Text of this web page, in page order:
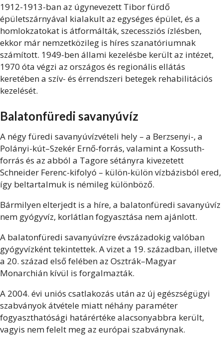
1912-1913-ban az úgynevezett Tibor fürdő
épületszárnyával kialakult az egységes épület, és a
homlokzatokat is átformálták, szecessziós ízlésben,
ekkor már nemzetközileg is híres szanatóriumnak
számított. 1949-ben állami kezelésbe került az intézet,
1970 óta végzi az országos és regionális ellátás
keretében a szív- és érrendszeri betegek rehabilitációs
kezelését.
Balatonfüredi savanyúvíz
A négy füredi savanyúvízvételi hely – a Berzsenyi-, a
Polányi-kút–Szekér Ernő-forrás, valamint a Kossuth-
forrás és az abból a Tagore sétányra kivezetett
Schneider Ferenc-kifolyó – külön-külön vízbázisból ered,
így beltartalmuk is némileg különböző.
Bármilyen elterjedt is a híre, a balatonfüredi savanyúvíz
nem gyógyvíz, korlátlan fogyasztása nem ajánlott.
A balatonfüredi savanyúvízre évszázadokig valóban
gyógyvízként tekintettek. A vizet a 19. században, illetve
a 20. század első felében az Osztrák–Magyar
Monarchián kívül is forgalmazták.
A 2004. évi uniós csatlakozás után az új egészségügyi
szabványok átvétele miatt néhány paraméter
fogyaszthatósági határértéke alacsonyabbra került,
vagyis nem felelt meg az európai szabványnak.